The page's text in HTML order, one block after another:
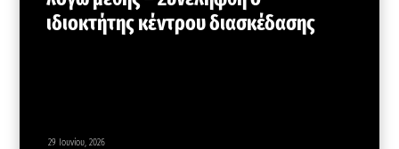
ιδιοκτήτης κέντρου διασκέδασης
29 Ιουνίου, 2026